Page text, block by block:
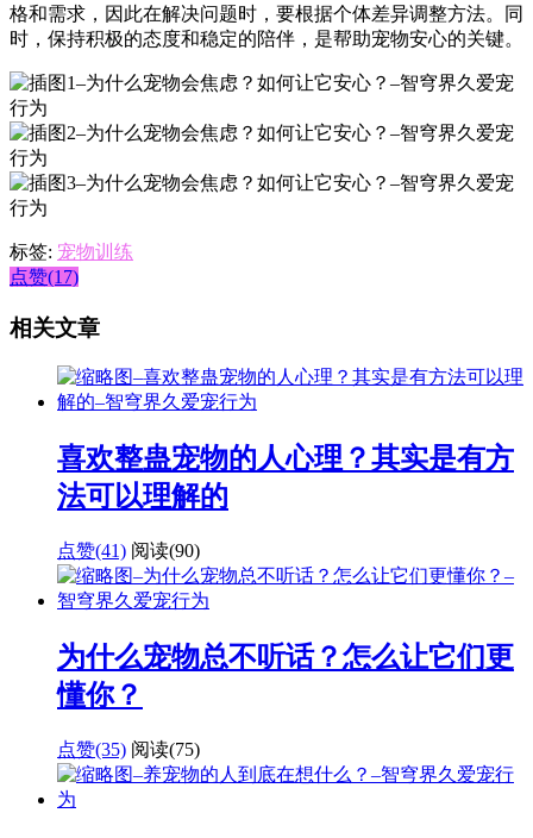
格和需求，因此在解决问题时，要根据个体差异调整方法。同
时，保持积极的态度和稳定的陪伴，是帮助宠物安心的关键。
标签: 宠物训练
点赞(17)
相关文章
喜欢整蛊宠物的人心理？其实是有方
法可以理解的
点赞(41) 阅读(90)
为什么宠物总不听话？怎么让它们更
懂你？
点赞(35) 阅读(75)